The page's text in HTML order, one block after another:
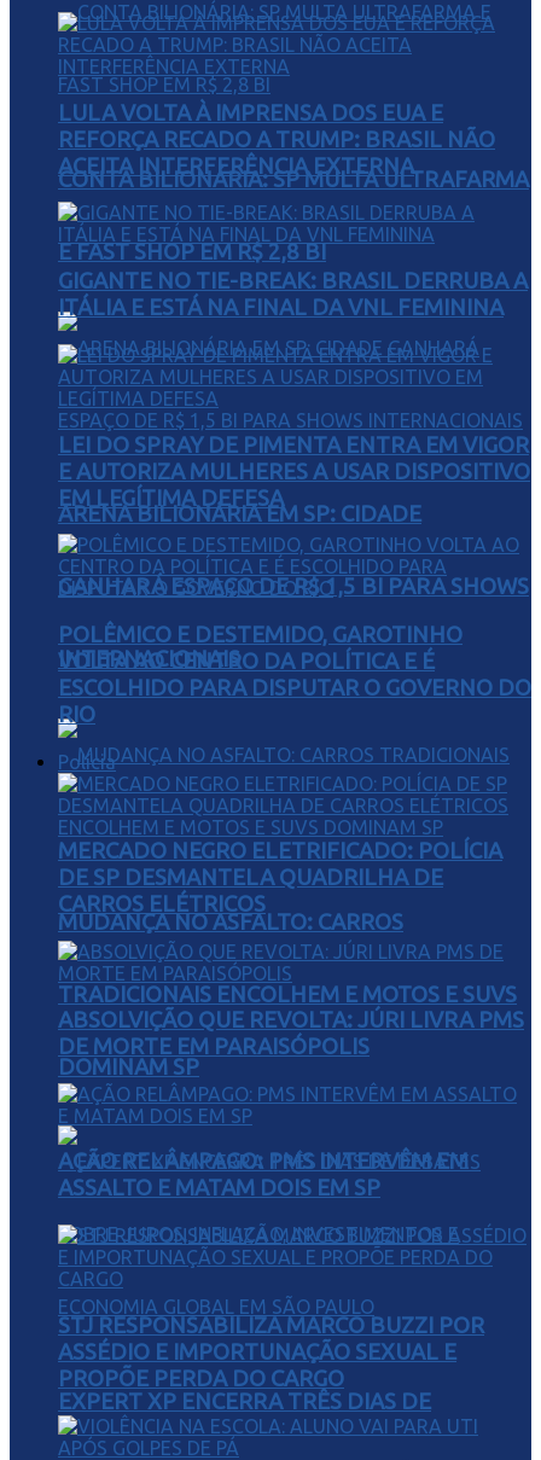
CONTA BILIONÁRIA: SP MULTA ULTRAFARMA
E FAST SHOP EM R$ 2,8 BI
ARENA BILIONÁRIA EM SP: CIDADE
GANHARÁ ESPAÇO DE R$ 1,5 BI PARA SHOWS
INTERNACIONAIS
MUDANÇA NO ASFALTO: CARROS
TRADICIONAIS ENCOLHEM E MOTOS E SUVS
DOMINAM SP
EXPERT XP ENCERRA TRÊS DIAS DE
LULA VOLTA À IMPRENSA DOS EUA E
REFORÇA RECADO A TRUMP: BRASIL NÃO
ACEITA INTERFERÊNCIA EXTERNA
GIGANTE NO TIE-BREAK: BRASIL DERRUBA A
ITÁLIA E ESTÁ NA FINAL DA VNL FEMININA
LEI DO SPRAY DE PIMENTA ENTRA EM VIGOR
E AUTORIZA MULHERES A USAR DISPOSITIVO
EM LEGÍTIMA DEFESA
POLÊMICO E DESTEMIDO, GAROTINHO
VOLTA AO CENTRO DA POLÍTICA E É
ESCOLHIDO PARA DISPUTAR O GOVERNO DO
RIO
Polícia
MERCADO NEGRO ELETRIFICADO: POLÍCIA
DE SP DESMANTELA QUADRILHA DE
CARROS ELÉTRICOS
ABSOLVIÇÃO QUE REVOLTA: JÚRI LIVRA PMS
DE MORTE EM PARAISÓPOLIS
AÇÃO RELÂMPAGO: PMS INTERVÊM EM
ASSALTO E MATAM DOIS EM SP
STJ RESPONSABILIZA MARCO BUZZI POR
ASSÉDIO E IMPORTUNAÇÃO SEXUAL E
PROPÕE PERDA DO CARGO